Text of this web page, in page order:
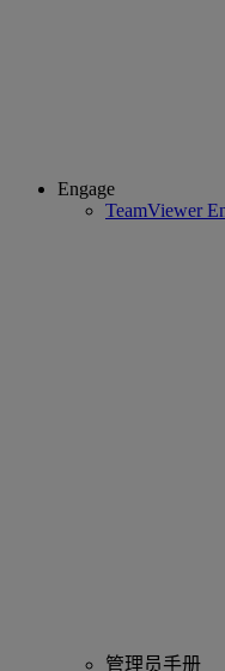
Engage
TeamViewer
管理员手册